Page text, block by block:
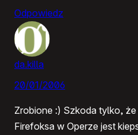
Odpowiedz
da.killa
20/01/2006
Zrobione :) Szkoda tylko, że
Firefoksa w Operze jest